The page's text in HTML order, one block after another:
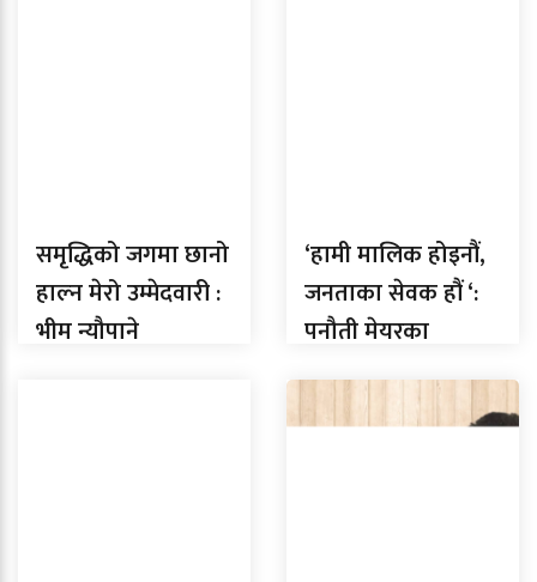
समृद्धिको जगमा छानो
हाल्न मेरो उम्मेदवारी :
भीम न्यौपाने
‘हामी मालिक होइनौं,
जनताका सेवक हौं ‘:
पनौती मेयरका
उम्मेदवार न्यौपाने